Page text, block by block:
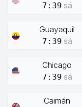
7:39 sá
Guayaquil
7:39 sá
Chicago
7:39 sá
Caimán